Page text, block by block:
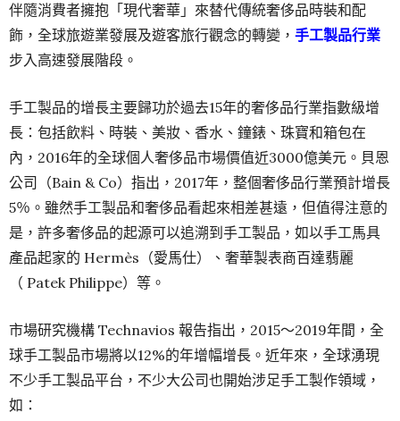
伴隨消費者擁抱「現代奢華」來替代傳統奢侈品時裝和配
飾，全球旅遊業發展及遊客旅行觀念的轉變， 手工製品行業
步入高速發展階段。
手工製品的增長主要歸功於過去15年的奢侈品行業指數級增
長：包括飲料、時裝、美妝、香水、鐘錶、珠寶和箱包在
內，2016年的全球個人奢侈品市場價值近3000億美元。貝恩
公司（Bain & Co）指出，2017年，整個奢侈品行業預計增長
5％。雖然手工製品和奢侈品看起來相差甚遠，但值得注意的
是，許多奢侈品的起源可以追溯到手工製品，如以手工馬具
產品起家的 Hermès（愛馬仕）、奢華製表商百達翡麗
（ Patek Philippe）等。
市場研究機構 Technavios 報告指出，2015～2019年間，全
球手工製品市場將以12%的年增幅增長。近年來，全球湧現
不少手工製品平台，不少大公司也開始涉足手工製作領域，
如：